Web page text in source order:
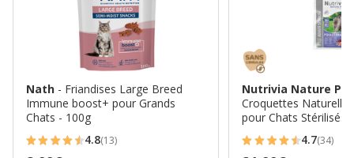
Nath - Friandises Large Breed
Immune boost+ pour Grands
Chats - 100g
4.8
4.8(13)
Nutrivia Nature
Croquettes
pour Chats Stérilisés
4.7
4.7(34)